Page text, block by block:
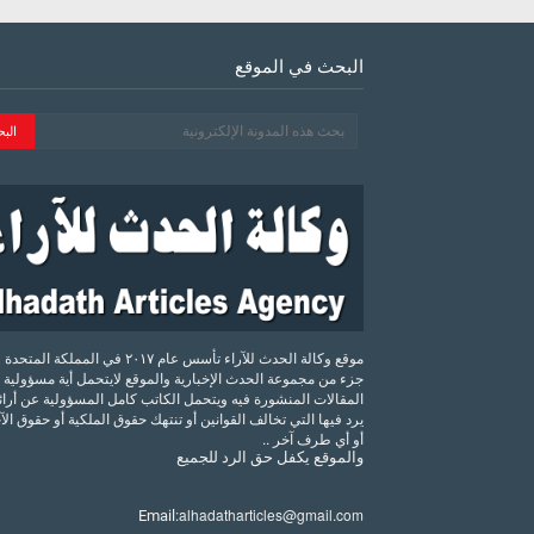
البحث في الموقع
موقع وكالة الحدث للآراء تأسس عام ٢٠١٧ في المملكة
جزء من مجموعة الحدث الإخبارية والموقع لايتحمل أية
المقالات المنشورة فيه ويتحمل الكاتب كامل المسؤولية عن
يرد فيها التي تخالف القوانين أو تنتهك حقوق الملكية أو حقوق
أو أي طرف آخر ..
والموقع يكفل حق الرد للجميع
Email:alhadatharticles@gmail.com